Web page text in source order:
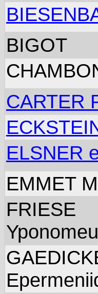
BIGOT
CARTER
ELSNER
EMMET
FRIESE